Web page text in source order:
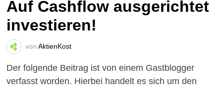
Auf Cashflow ausgerichtet
investieren!
von AktienKost
Der folgende Beitrag ist von einem Gastblogger
verfasst worden. Hierbei handelt es sich um den